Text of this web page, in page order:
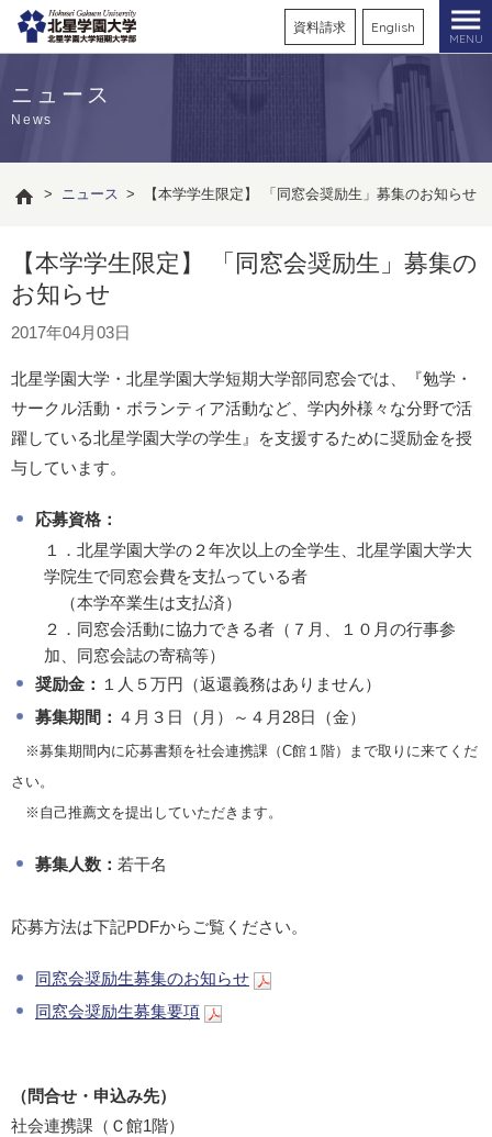
資料請求 English
MENU
ニュース
News
> ニュース > 【本学学生限定】 「同窓会奨励生」募集のお知らせ
【本学学生限定】 「同窓会奨励生」募集の
お知らせ
2017年04月03日
北星学園大学・北星学園大学短期大学部同窓会では、『勉学・
サークル活動・ボランティア活動など、学内外様々な分野で活
躍している北星学園大学の学生』を支援するために奨励金を授
与しています。
応募資格：
１．北星学園大学の２年次以上の全学生、北星学園大学大
学院生で同窓会費を支払っている者
（本学卒業生は支払済）
２．同窓会活動に協力できる者（７月、１０月の行事参
加、同窓会誌の寄稿等）
奨励金： １人５万円（返還義務はありません）
募集期間： ４月３日（月）～４月28日（金）
※募集期間内に応募書類を社会連携課（C館１階）まで取りに来てくだ
さい。
※自己推薦文を提出していただきます。
募集人数： 若干名
応募方法は下記PDFからご覧ください。
同窓会奨励生募集のお知らせ
同窓会奨励生募集要項
（問合せ・申込み先）
社会連携課（Ｃ館1階）